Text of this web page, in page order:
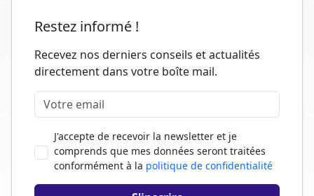
Restez informé !
Recevez nos derniers conseils et actualités
directement dans votre boîte mail.
J'accepte de recevoir la newsletter et je
comprends que mes données seront traitées
conformément à la politique de confidentialité